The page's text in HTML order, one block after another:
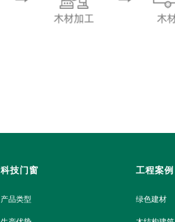
科技门窗
产品类型
工程案例
绿色建材